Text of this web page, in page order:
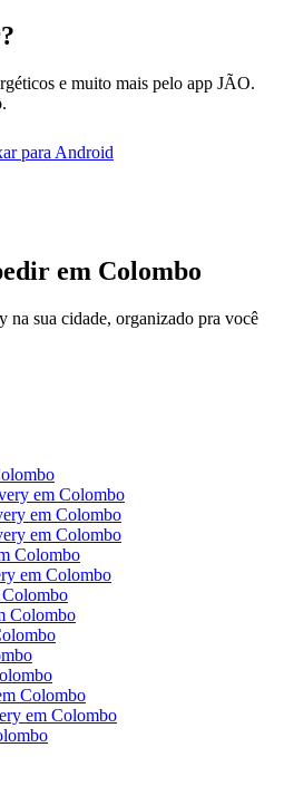
e muito mais pelo app JÃO.
para Android
em Colombo
na sua cidade, organizado pra você
em Colombo
em Colombo
em Colombo
Colombo
em Colombo
Colombo
Colombo
Colombo
em Colombo